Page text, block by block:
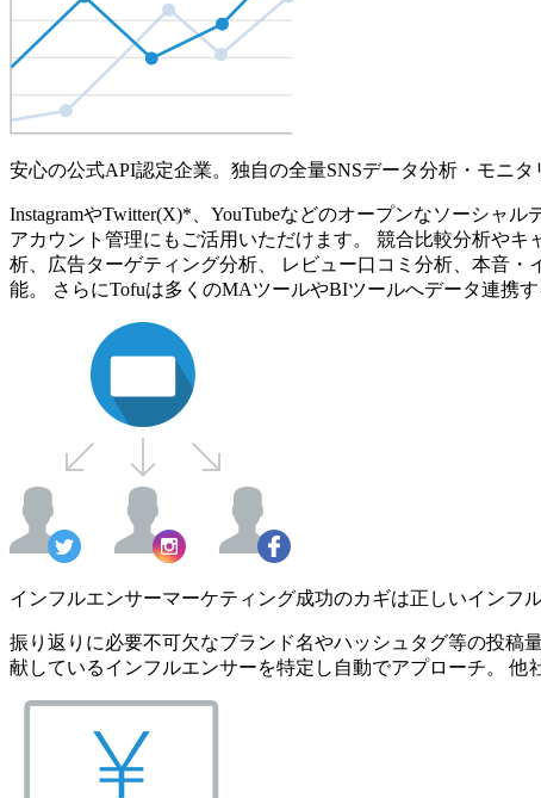
安心の公式API認定企業。独自の全量SNSデータ分析・モニ
InstagramやTwitter(X)*、YouTubeなどのオープンなソーシャ
アカウント管理にもご活用いただけます。 競合比較分析や
析、広告ターゲティング分析、 レビュー口コミ分析、本音
能。 さらにTofuは多くのMAツールやBIツールへデータ連携
インフルエンサーマーケティング成功のカギは正しいインフ
振り返りに必要不可欠なブランド名やハッシュタグ等の投稿
献しているインフルエンサーを特定し自動でアプローチ。 他